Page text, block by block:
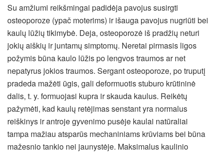
Su amžiumi reikšmingai padidėja pavojus susirgti
osteoporoze (ypač moterims) ir išauga pavojus nugriūti bei
kaulų lūžių tikimybė. Deja, osteoporozė iš pradžių neturi
jokių aiškių ir juntamų simptomų. Neretai pirmasis ligos
požymis būna kaulo lūžis po lengvos traumos ar net
nepatyrus jokios traumos. Sergant osteoporoze, po truputį
pradeda mažėti ūgis, gali deformuotis stuburo krūtininė
dalis, t. y. formuojasi kupra ir skauda kaulus. Reikėtų
pažymėti, kad kaulų retėjimas senstant yra normalus
reiškinys ir antroje gyvenimo pusėje kaulai natūraliai
tampa mažiau atsparūs mechaniniams krūviams bei būna
mažesnio tankio nei jaunystėje. Maksimalus kaulinio